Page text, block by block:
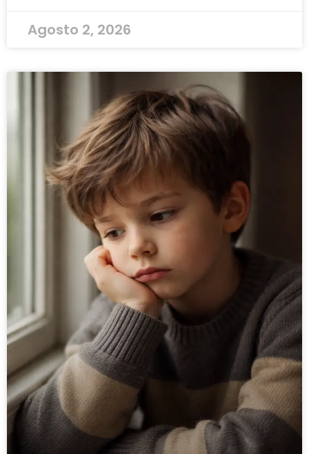
Agosto 2, 2026